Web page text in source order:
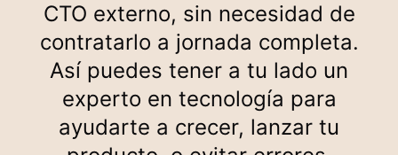
CTO externo, sin necesidad de
contratarlo a jornada completa.
Así puedes tener a tu lado un
experto en tecnología para
ayudarte a crecer, lanzar tu